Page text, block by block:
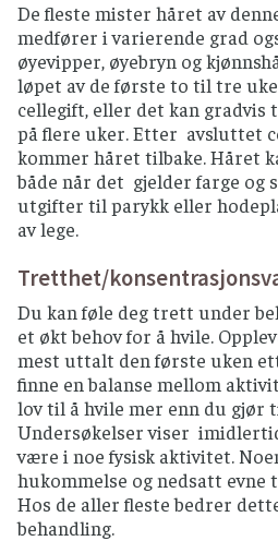
De fleste mister håret av
medfører i varierende grad
øyevipper, øyebryn og
løpet av de første to til tre
cellegift, eller det kan gradvis
på flere uker. Etter avsluttet
kommer håret tilbake. Håret
både når det gjelder farge og
utgifter til parykk eller
av lege.
Tretthet/
Du kan føle deg trett under
et økt behov for å hvile.
mest uttalt den første uken
finne en balanse mellom
lov til å hvile mer enn du gjør
Undersøkelser viser
være i noe fysisk aktivitet.
hukommelse og nedsatt evne
Hos de aller fleste bedrer
behandling.